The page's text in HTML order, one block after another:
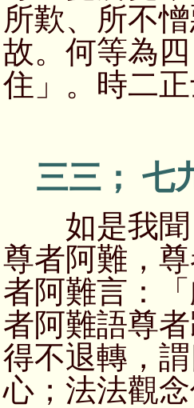
所歎、所不
故。何等為
住」。時二
三三； 七
如是我聞
尊者阿難，
者阿難言：
者阿難語尊
得不退轉，
心；法法觀